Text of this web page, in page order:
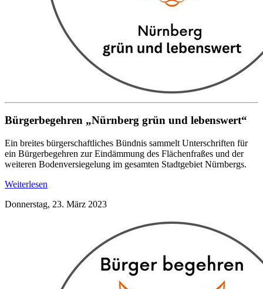
Bürgerbegehren „Nürnberg grün und lebenswert“
Ein breites bürgerschaftliches Bündnis sammelt Unterschriften für
ein Bürgerbegehren zur Eindämmung des Flächenfraßes und der
weiteren Bodenversiegelung im gesamten Stadtgebiet Nürnbergs.
Weiterlesen
Donnerstag, 23. März 2023